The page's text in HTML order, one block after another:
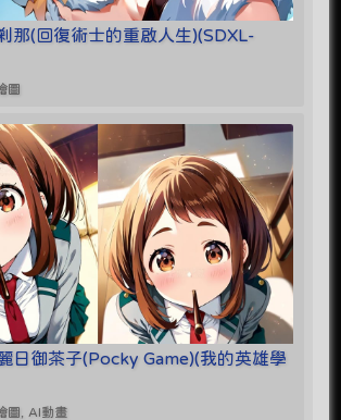
那(回復術士的重啟人生)(SDXL-
圖
日御茶子(Pocky Game)(我的英雄學
圖, AI動畫